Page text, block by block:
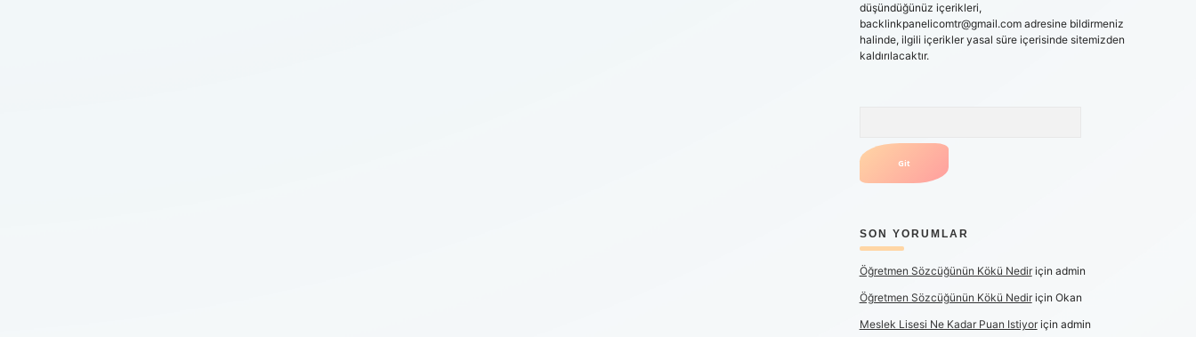
düşündüğünüz içerikleri,
backlinkpanelicomtr@gmail.comadresine bildirmeniz
halinde, ilgili içerikler yasal süre içerisinde sitemizden
kaldırılacaktır.
SON YORUMLAR
Öğretmen Sözcüğünün Kökü Nediriçin admin
Öğretmen Sözcüğünün Kökü Nediriçin Okan
Meslek Lisesi Ne Kadar Puan Istiyoriçin admin